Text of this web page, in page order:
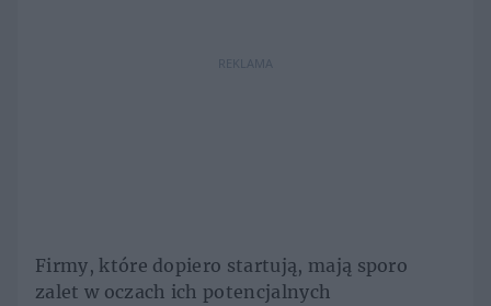
REKLAMA
Firmy, które dopiero startują, mają sporo
zalet w oczach ich potencjalnych